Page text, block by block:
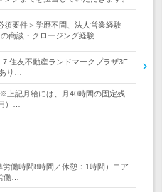
須要件＞学歴不問、法人営業経験
商談・クロージング経験
住友不動産ランドマークプラザ3F
り…
上記月給には、月40時間の固定残
）…
働時間8時間／休憩：1時間）コア
働…